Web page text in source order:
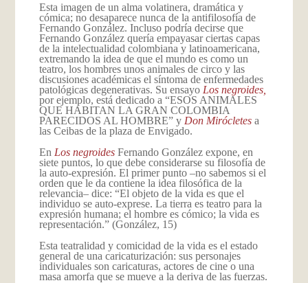
Esta imagen de un alma volatinera, dramática y
cómica; no desaparece nunca de la antifilosofía de
Fernando González. Incluso podría decirse que
Fernando González quería empayasar ciertas capas
de la intelectualidad colombiana y latinoamericana,
extremando la idea de que el mundo es como un
teatro, los hombres unos animales de circo y las
discusiones académicas el síntoma de enfermedades
patológicas degenerativas. Su ensayo Los negroides,
por ejemplo, está dedicado a “ESOS ANIMALES
QUE HABITAN LA GRAN COLOMBIA
PARECIDOS AL HOMBRE” y Don Mirócletes a
las Ceibas de la plaza de Envigado.
En Los negroides Fernando González expone, en
siete puntos, lo que debe considerarse su filosofía de
la auto-expresión. El primer punto –no sabemos si el
orden que le da contiene la idea filosófica de la
relevancia– dice: “El objeto de la vida es que el
individuo se auto-exprese. La tierra es teatro para la
expresión humana; el hombre es cómico; la vida es
representación.” (González, 15)
Esta teatralidad y comicidad de la vida es el estado
general de una caricaturización: sus personajes
individuales son caricaturas, actores de cine o una
masa amorfa que se mueve a la deriva de las fuerzas.